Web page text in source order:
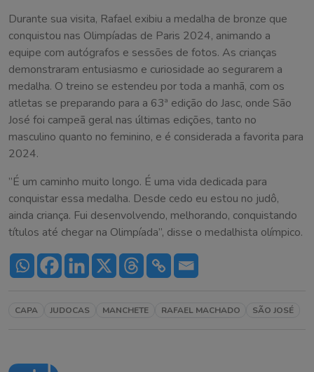
Durante sua visita, Rafael exibiu a medalha de bronze que
conquistou nas Olimpíadas de Paris 2024, animando a
equipe com autógrafos e sessões de fotos. As crianças
demonstraram entusiasmo e curiosidade ao segurarem a
medalha. O treino se estendeu por toda a manhã, com os
atletas se preparando para a 63ª edição do Jasc, onde São
José foi campeã geral nas últimas edições, tanto no
masculino quanto no feminino, e é considerada a favorita para
2024.
”É um caminho muito longo. É uma vida dedicada para
conquistar essa medalha. Desde cedo eu estou no judô,
ainda criança. Fui desenvolvendo, melhorando, conquistando
títulos até chegar na Olimpíada”, disse o medalhista olímpico.
CAPA JUDOCAS MANCHETE RAFAEL MACHADO SÃO JOSÉ